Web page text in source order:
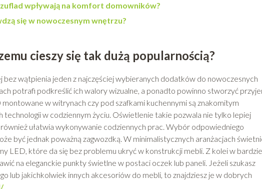
wpływają na komfort domowników?
się w nowoczesnym wnętrzu?
cieszy się tak dużą popularnością?
wątpienia jeden z najczęściej wybieranych dodatków do nowoczesnych
potrafi podkreślić ich walory wizualne, a ponadto powinno stworzyć
w witrynach czy pod szafkami kuchennymi są znakomitym
technologii w codziennym życiu. Oświetlenie takie pozwala nie tylko lepiej
ułatwia wykonywanie codziennych prac. Wybór odpowiedniego
być jednak poważną zagwozdką. W minimalistycznych aranżacjach
LED, które da się bez problemu ukryć w konstrukcji mebli. Z kolei w
na eleganckie punkty świetlne w postaci oczek lub paneli. Jeżeli szukasz
lub jakichkolwiek innych akcesoriów do mebli, to znajdziesz je w dobrych
.